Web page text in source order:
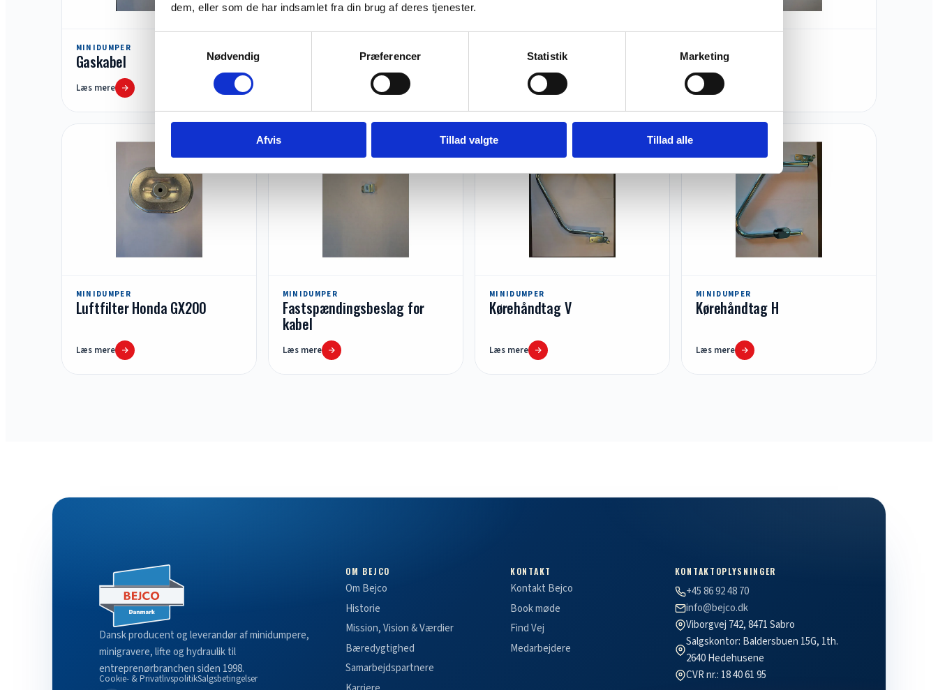
dem, eller som de har indsamlet fra din brug af deres tjenester.
Nødvendig
Præferencer Statistik Marketing
Afvis Tillad valgte Tillad alle
MINIDUMPER
Gaskabel
Læs mere
Luft- og påfyldningsfilter
Læs mere
Karburator
Læs mere
MINIDUMPER
Luftfilter Honda GX200
Læs mere
MINIDUMPER
Fastspændingsbeslag for
kabel
Læs mere
MINIDUMPER
Kørehåndtag V
Læs mere
MINIDUMPER
Kørehåndtag H
Læs mere
Dansk producent og leverandør af minidumpere,
minigravere, lifte og hydraulik til
entreprenørbranchen siden 1998.
Cookie- & PrivatlivspolitikSalgsbetingelser
OM BEJCO
Om Bejco
Historie
Mission, Vision & Værdier
Bæredygtighed
Samarbejdspartnere
KONTAKT
Kontakt Bejco
Book møde
Find Vej
Medarbejdere
KONTAKTOPLYSNINGER
+45 86 92 48 70
info@bejco.dk
Viborgvej 742, 8471 Sabro
Salgskontor: Baldersbuen 15G, 1th.
2640 Hedehusene
CVR nr.: 18 40 61 95